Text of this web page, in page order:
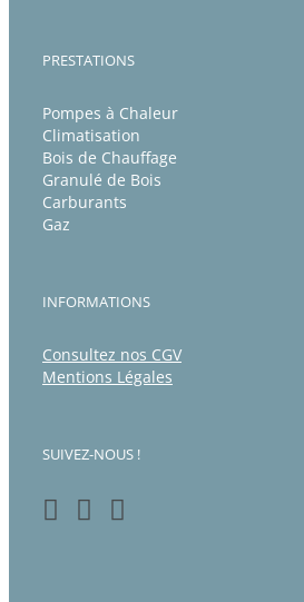
PRESTATIONS
Pompes à Chaleur
Climatisation
Bois de Chauffage
Granulé de Bois
Carburants
Gaz
INFORMATIONS
Consultez nos CGV
Mentions Légales
SUIVEZ-NOUS !